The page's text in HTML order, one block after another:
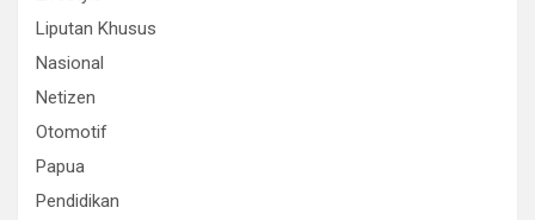
Liputan Khusus
Nasional
Netizen
Otomotif
Papua
Pendidikan